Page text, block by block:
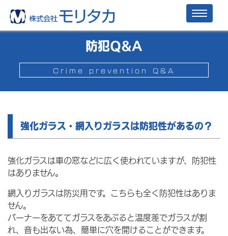
防犯Q&A
Crime prevention Q&A
強化ガラス・網入りガラスは防犯性があるの？
強化ガラスは車の窓などに広く使われていますが、防犯性
はありません。
網入りガラスは防災用です。こちらも全く防犯性はありま
せん。
バーナーをあててガラスをあぶると温度差でガラスが割
れ、音も出ない為、簡単に穴を開けることができます。